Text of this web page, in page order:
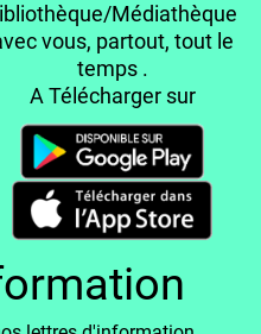
Médiathèque
vous, partout, tout le
temps .
A Télécharger sur